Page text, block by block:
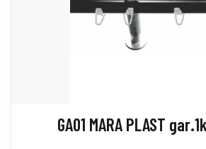
GA01 MARA PLAST